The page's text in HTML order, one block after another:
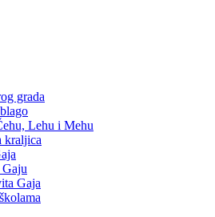
grada
Lehu i Mehu
kraljica
Gaja